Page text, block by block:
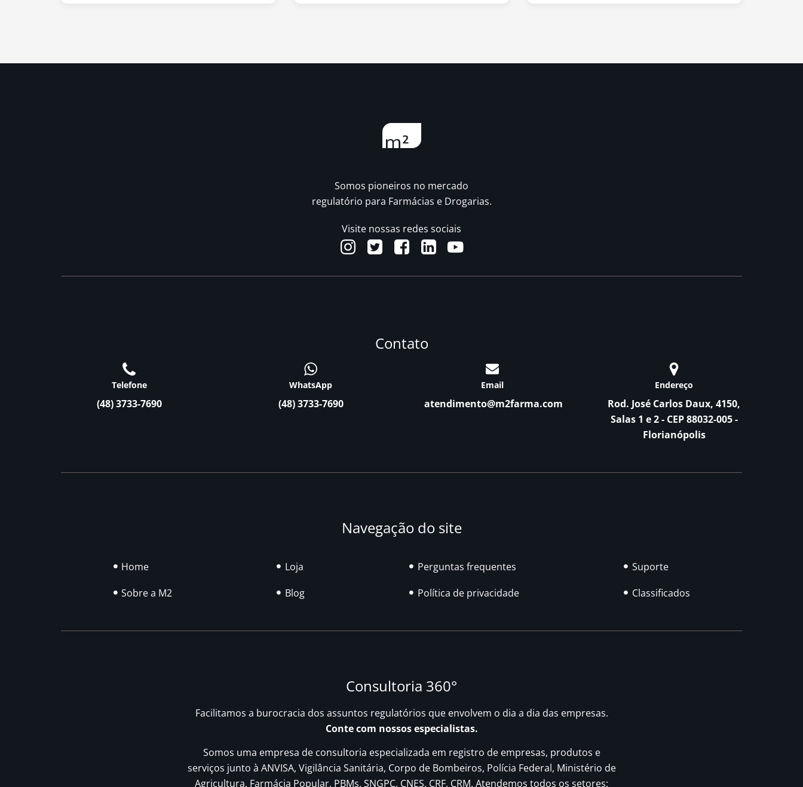
Somos pioneiros no mercado
regulatório para Farmácias e Drogarias.
Visite nossas redes sociais
Contato
Telefone
(48) 3733-7690
WhatsApp
(48) 3733-7690
Email
atendimento@m2farma.com
Endereço
Rod. José Carlos Daux, 4150,
Salas 1 e 2 - CEP 88032-005 -
Florianópolis
Navegação do site
Home
Sobre a M2
Loja
Blog
Perguntas frequentes
Política de privacidade
Suporte
Classificados
Consultoria 360°
Facilitamos a burocracia dos assuntos regulatórios que envolvem o dia a dia das empresas.
Conte com nossos especialistas.
Somos uma empresa de consultoria especializada em registro de empresas, produtos e
serviços junto à ANVISA, Vigilância Sanitária, Corpo de Bombeiros, Polícia Federal, Ministério de
Agricultura, Farmácia Popular, PBMs, SNGPC, CNES, CRF, CRM. Atendemos todos os setores: